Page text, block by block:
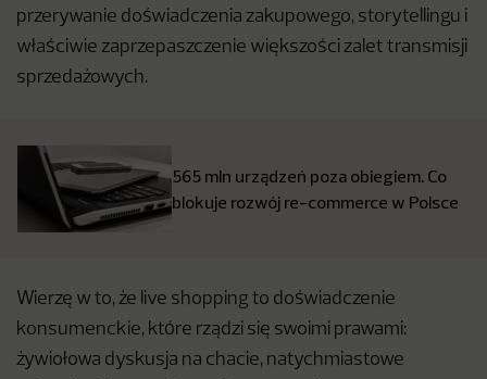
przerywanie doświadczenia zakupowego, storytellingu i
właściwie zaprzepaszczenie większości zalet transmisji
sprzedażowych.
565 mln urządzeń poza obiegiem. Co
blokuje rozwój re-commerce w Polsce
Wierzę w to, że live shopping to doświadczenie
konsumenckie, które rządzi się swoimi prawami:
żywiołowa dyskusja na chacie, natychmiastowe